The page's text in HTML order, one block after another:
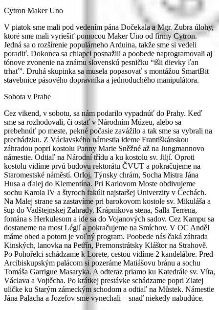
Cytron Maker Uno
V piatok sme mali pod vedením pána Dočekala a Mgr. Zubra úlohy,
ktoré sme mali vyriešiť pomocou Maker Uno od firmy Cytron.
Jedná sa o rozšírenie populárneho Arduina, takže sme si vedeli
poradiť. Dokonca sa chlapci posnažili a poobede naprogramovali aj
tónove zvonenie na známu slovenskú pesničku “išli dievky ľan
trhať”. Druhá skupinka sa musela popasovať s montážou SmartBit
stavebnice pásového dopravníka a jednoduchého manipulátora.
Sobota v Prahe
Cez vikend, v sobotu, sa nám podarilo vypadnúť do Prahy. Keď
sme sa rozhodovali, či ostať v Národním Múzeu, alebo sa
prebehnúť po meste, pekné počasie zavážilo a tak sme sa vybrali na
prechádzku. Z Václavského námestia ideme Františkánskou
záhradou popri kostolu Panny Marie Sněžné až na Jungmannovo
námestie. Odtiaľ na Národní třídu a ku kostolu sv. Jiljí. Oproti
kostolu vidíme prvú budovu rektorátu ČVUT a pokračujeme na
Staromestské náměstí. Orloj, Týnsky chrám, Socha Mistra Jána
Husa a ďalej do Klementína. Pri Karlovom Moste obdivujeme
sochu Karola IV a štyroch fakúlt najstaršej Univerzity v Čechách.
Na Malej strane sa zastavíme pri barokovom kostole sv. Mikuláša a
šup do Vadštejnskej Zahrady. Krápnikova stena, Salla Terrena,
fontána s Herkulesom a ide sa do Vojanových sadov. Cez Kampu sa
dostaneme na most Légií a pokračujeme na Smíchov. V OC Anděl
máme obed a potom je voľný program. Poobede nás čaká záhrada
Kinských, lanovka na Petřín, Premonstrátsky Kláštor na Strahově.
Po Pohořelci schádzame k Lorete, cestou vidíme 2 kandelábre. Pred
Arcibiskupským palácom si pozeráme Matiášovu bránu a sochu
Tomáša Garrigue Masaryka. A odteraz priamo ku Katedrále sv. Víta,
Václava a Vojtěcha. Po krátkej prestávke schádzame popri Zlatej
uličke ku Starým zámeckým schodom a odtiaľ na Můstek. Námestie
Jána Palacha a Jozefov sme vynechali – snaď niekedy nabudúce.